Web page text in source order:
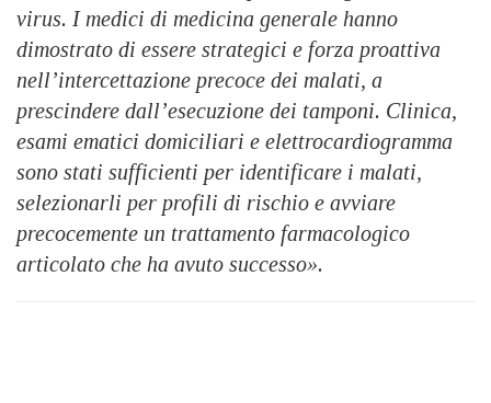
virus. I medici di medicina generale hanno
dimostrato di essere strategici e forza proattiva
nell’intercettazione precoce dei malati, a
prescindere dall’esecuzione dei tamponi. Clinica,
esami ematici domiciliari e elettrocardiogramma
sono stati sufficienti per identificare i malati,
selezionarli per profili di rischio e avviare
precocemente un trattamento farmacologico
articolato che ha avuto successo».